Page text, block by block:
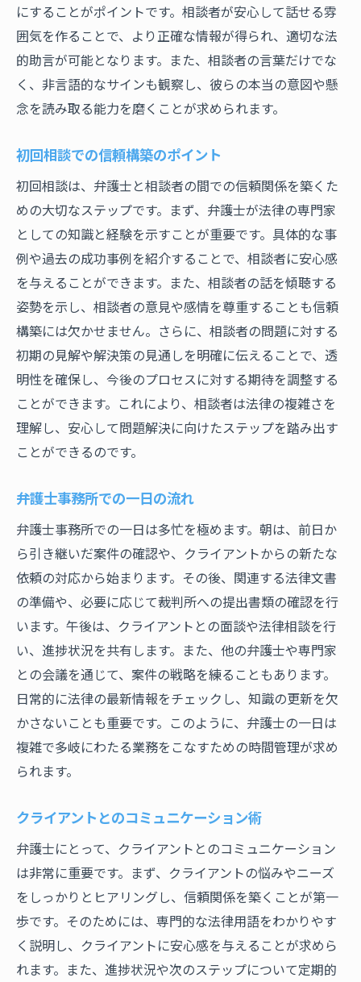
にすることがポイントです。相談者が安心して話せる雰
囲気を作ることで、より正確な情報が得られ、適切な法
的助言が可能となります。また、相談者の言葉だけでな
く、非言語的なサインも観察し、彼らの本当の意図や懸
念を読み取る能力を磨くことが求められます。
初回相談での信頼構築のポイント
初回相談は、弁護士と相談者の間での信頼関係を築くた
めの大切なステップです。まず、弁護士が法律の専門家
としての知識と経験を示すことが重要です。具体的な事
例や過去の成功事例を紹介することで、相談者に安心感
を与えることができます。また、相談者の話を傾聴する
姿勢を示し、相談者の意見や感情を尊重することも信頼
構築には欠かせません。さらに、相談者の問題に対する
初期の見解や解決策の見通しを明確に伝えることで、透
明性を確保し、今後のプロセスに対する期待を調整する
ことができます。これにより、相談者は法律の複雑さを
理解し、安心して問題解決に向けたステップを踏み出す
ことができるのです。
弁護士事務所での一日の流れ
弁護士事務所での一日は多忙を極めます。朝は、前日か
ら引き継いだ案件の確認や、クライアントからの新たな
依頼の対応から始まります。その後、関連する法律文書
の準備や、必要に応じて裁判所への提出書類の確認を行
います。午後は、クライアントとの面談や法律相談を行
い、進捗状況を共有します。また、他の弁護士や専門家
との会議を通じて、案件の戦略を練ることもあります。
日常的に法律の最新情報をチェックし、知識の更新を欠
かさないことも重要です。このように、弁護士の一日は
複雑で多岐にわたる業務をこなすための時間管理が求め
られます。
クライアントとのコミュニケーション術
弁護士にとって、クライアントとのコミュニケーション
は非常に重要です。まず、クライアントの悩みやニーズ
をしっかりとヒアリングし、信頼関係を築くことが第一
歩です。そのためには、専門的な法律用語をわかりやす
く説明し、クライアントに安心感を与えることが求めら
れます。また、進捗状況や次のステップについて定期的